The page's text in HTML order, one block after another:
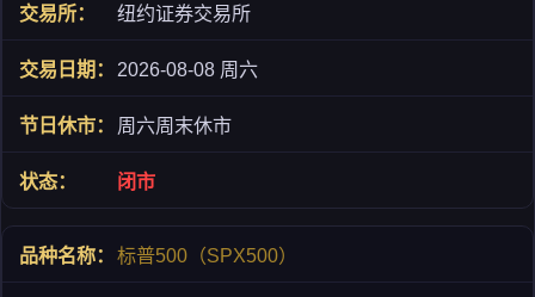
纽约证券交易所
2026-08-08 周六
周六周末休市
闭市
标普500（SPX500）